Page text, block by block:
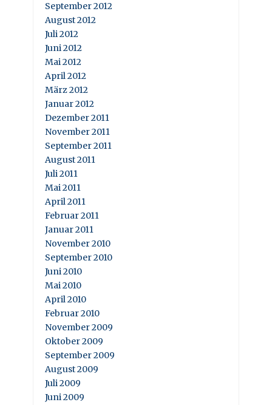
September 2012
August 2012
Juli 2012
Juni 2012
Mai 2012
April 2012
März 2012
Januar 2012
Dezember 2011
November 2011
September 2011
August 2011
Juli 2011
Mai 2011
April 2011
Februar 2011
Januar 2011
November 2010
September 2010
Juni 2010
Mai 2010
April 2010
Februar 2010
November 2009
Oktober 2009
September 2009
August 2009
Juli 2009
Juni 2009